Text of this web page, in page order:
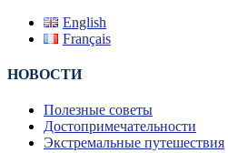
English
Français
НОВОСТИ
Полезные советы
Достопримечательности
Экстремальные путешествия